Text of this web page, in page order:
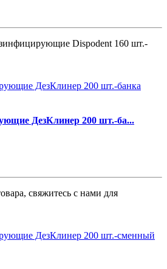
Dispodent 160 шт.-
ДезКлинер 200 шт.-ба...
свяжитесь с нами для